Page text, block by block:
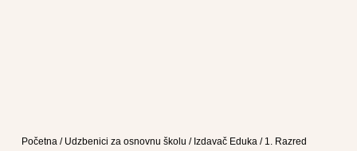
Početna / Udzbenici za osnovnu školu / Izdavač Eduka / 1. Razred